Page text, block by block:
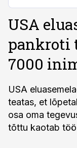
USA
pankroti
7000
USA
teatas, et
osa oma
tõttu kaotab